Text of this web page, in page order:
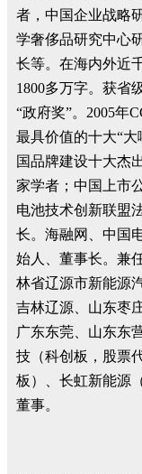
者，中国企业战略
学奢侈品研究中心
长等。在海内外近
1800多万字。获省
“政府奖”。2005年
最具价值的十大“
国品牌建设十大杰
家学者；中国上市
电池技术创新联盟
长。海融网、中国
始人、董事长。兼
林省辽源市新能源
吉林辽源、山东枣
广东东莞、山东东
技（科创板，股票
板）、长虹新能源
董事。